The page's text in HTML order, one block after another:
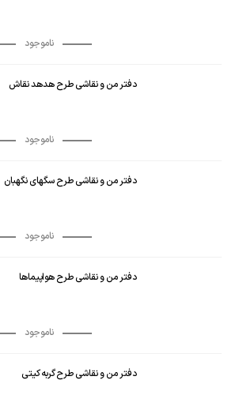
ناموجود
دفتر من و نقاشی طرح هدهد نقاش
ناموجود
دفتر من و نقاشی طرح سگهای نگهبان
ناموجود
دفتر من و نقاشی طرح هواپیماها
ناموجود
دفتر من و نقاشی طرح گربه کیتی